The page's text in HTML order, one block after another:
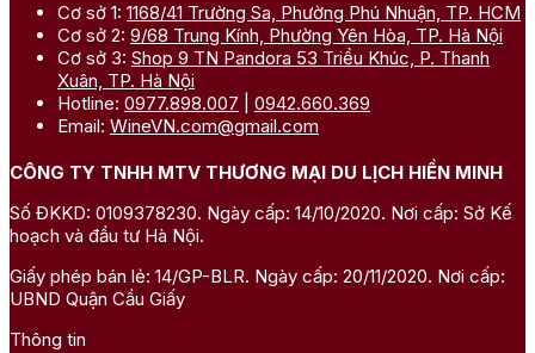
Cơ sở 1: 1168/41 Trường Sa, Phường Phú Nhuận, TP. HCM
Cơ sở 2: 9/68 Trung Kính, Phường Yên Hòa, TP. Hà Nội
Cơ sở 3: Shop 9 TN Pandora 53 Triều Khúc, P. Thanh
Xuân, TP. Hà Nội
Hotline: 0977.898.007
0942.660.369
Email: WineVN.com@gmail.com
CÔNG TY TNHH MTV THƯƠNG MẠI DU LỊCH HIỀN MINH
Số ĐKKD: 0109378230. Ngày cấp: 14/10/2020. Nơi cấp: Sở Kế
hoạch và đầu tư Hà Nội.
Giấy phép bán lẻ: 14/GP-BLR. Ngày cấp: 20/11/2020. Nơi cấp:
UBND Quận Cầu Giấy
Thông tin